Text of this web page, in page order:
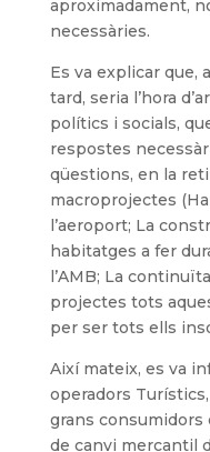
aproximadament,
necessàries.
Es va explicar que,
tard, seria l’hora
polítics i socials,
respostes
qüestions, en la
macroprojectes
l’aeroport; La
habitatges a fer
l’AMB; La
projectes tots
per ser tots ells
Així mateix, es va
operadors
grans consumidors
de canvi mercantil